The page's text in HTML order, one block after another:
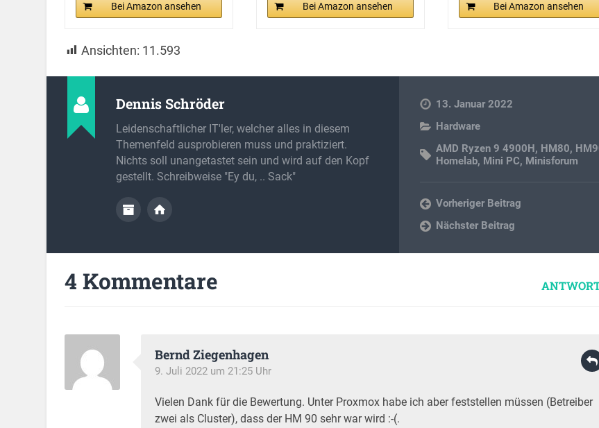
Bei Amazon ansehen Bei Amazon ansehen Bei Amazon ansehen
Ansichten: 11.593
Dennis Schröder
Leidenschaftlicher IT'ler, welcher alles in diesem
Themenfeld ausprobieren muss und praktiziert.
Nichts soll unangetastet sein und wird auf den Kopf
gestellt. Schreibweise "Ey du, .. Sack"
13. Januar 2022
Hardware
AMD Ryzen 9 4900H, HM80,
Homelab, Mini PC, Minisforum
Vorheriger Beitrag
Nächster Beitrag
4 Kommentare
Bernd Ziegenhagen
9. Juli 2022 um 21:25 Uhr
Vielen Dank für die Bewertung. Unter Proxmox habe ich aber feststellen müssen (Betreiber
zwei als Cluster), dass der HM 90 sehr war wird :-(.